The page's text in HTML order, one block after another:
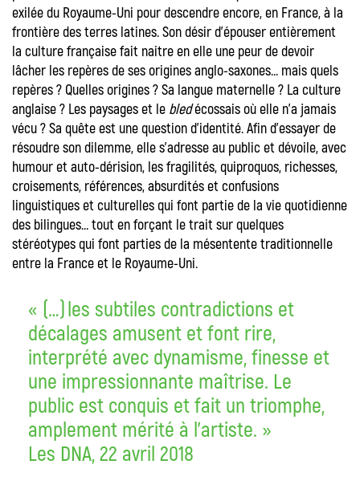
exilée du Royaume-Uni pour descendre encore, en France, à la
frontière des terres latines. Son désir d’épouser entièrement
la culture française fait naitre en elle une peur de devoir
lâcher les repères de ses origines anglo-saxones… mais quels
repères ? Quelles origines ? Sa langue maternelle ? La culture
anglaise ? Les paysages et le bledécossais où elle n’a jamais
vécu ? Sa quête est une question d’identité. Afin d’essayer de
résoudre son dilemme, elle s’adresse au public et dévoile, avec
humour et auto-dérision, les fragilités, quiproquos, richesses,
croisements, références, absurdités et confusions
linguistiques et culturelles qui font partie de la vie quotidienne
des bilingues… tout en forçant le trait sur quelques
stéréotypes qui font parties de la mésentente traditionnelle
entre la France et le Royaume-Uni.
« (…) les subtiles contradictions et
décalages amusent et font rire,
interprété avec dynamisme, finesse et
une impressionnante maîtrise. Le
public est conquis et fait un triomphe,
amplement mérité à l’artiste. »
Les DNA, 22 avril 2018